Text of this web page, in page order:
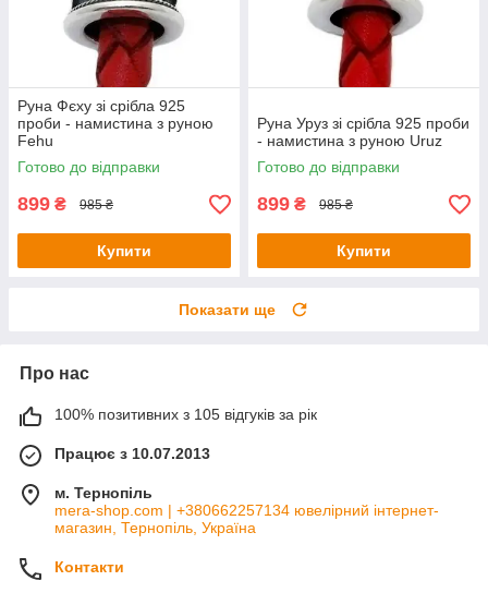
Руна Фєху зі срібла 925
проби - намистина з руною
Fehu
Готово до відправки
899 ₴ 985 ₴
Купити
Руна Уруз зі срібла 925 проби
- намистина з руною Uruz
Готово до відправки
899 ₴ 985 ₴
Купити
Показати ще
Про нас
100% позитивних з 105 відгуків за рік
Працює з 10.07.2013
м. Тернопіль
mera-shop.com | +380662257134 ювелірний інтернет-
магазин, Тернопіль, Україна
Контакти